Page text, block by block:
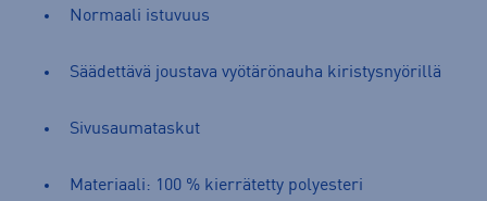
Normaali istuvuus
Säädettävä joustava vyötärönauha kiristysnyörillä
Sivusaumataskut
Materiaali: 100 % kierrätetty polyesteri